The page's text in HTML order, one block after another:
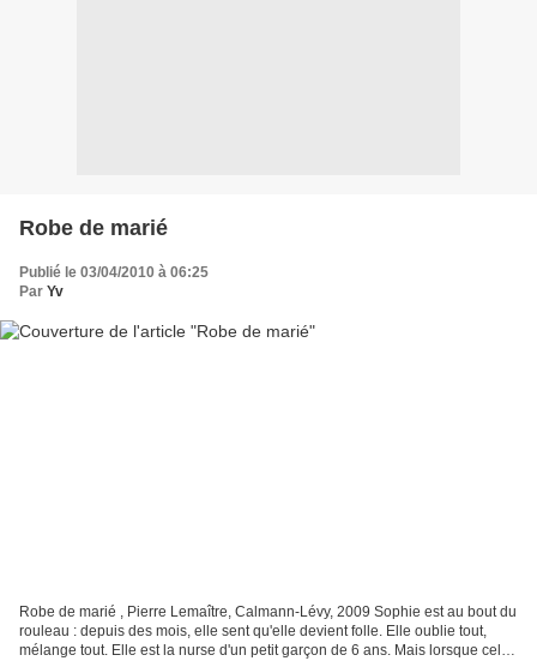
Robe de marié
Publié le 03/04/2010 à 06:25
Par Yv
Robe de marié , Pierre Lemaître, Calmann-Lévy, 2009 Sophie est au bout du
rouleau : depuis des mois, elle sent qu'elle devient folle. Elle oublie tout,
mélange tout. Elle est la nurse d'un petit garçon de 6 ans. Mais lorsque celui-